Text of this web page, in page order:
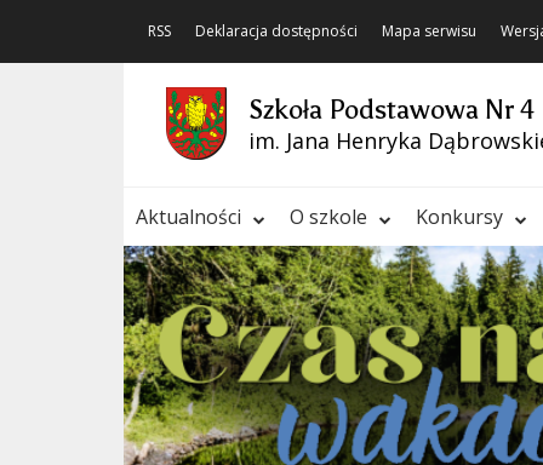
RSS Deklaracja dostępności Mapa serwisu
Szkoła Podstawowa Nr 4
im. Jana Henryka
Aktualności O szkole Konkursy